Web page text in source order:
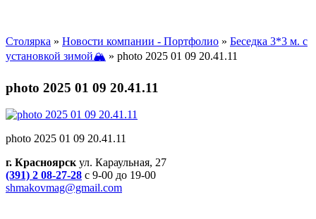
Столярка » Новости компании - Портфолио » Беседка 3*3 м. с
установкой зимой🏔 » photo 2025 01 09 20.41.11
photo 2025 01 09 20.41.11
photo 2025 01 09 20.41.11
г. Красноярскул. Караульная, 27
(391) 2 08-27-28 с 9-00 до 19-00
shmakovmag@gmail.com